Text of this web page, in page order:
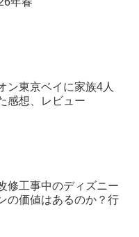
ン東京ベイに家族4人
感想、レビュー
修工事中のディズニー
の価値はあるのか？行